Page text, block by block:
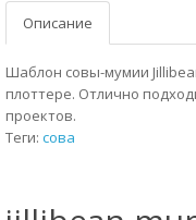
Описание
Шаблон совы-мумии
плоттере. Отлично
проектов.
Теги: сова